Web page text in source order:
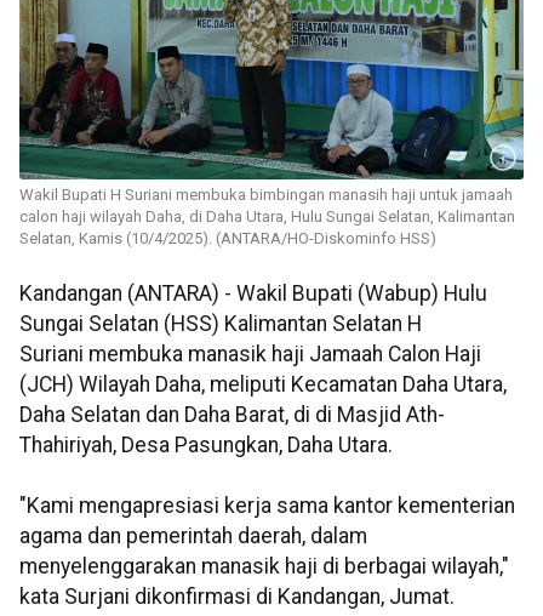
Wakil Bupati H Suriani membuka bimbingan manasih haji untuk jamaah
calon haji wilayah Daha, di Daha Utara, Hulu Sungai Selatan, Kalimantan
Selatan, Kamis (10/4/2025). (ANTARA/HO-Diskominfo HSS)
Kandangan (ANTARA) - Wakil Bupati (Wabup) Hulu
Sungai Selatan (HSS) Kalimantan Selatan H
Suriani membuka manasik haji Jamaah Calon Haji
(JCH) Wilayah Daha, meliputi Kecamatan Daha Utara,
Daha Selatan dan Daha Barat, di di Masjid Ath-
Thahiriyah, Desa Pasungkan, Daha Utara.
"Kami mengapresiasi kerja sama kantor kementerian
agama dan pemerintah daerah, dalam
menyelenggarakan manasik haji di berbagai wilayah,"
kata Surjani dikonfirmasi di Kandangan, Jumat.